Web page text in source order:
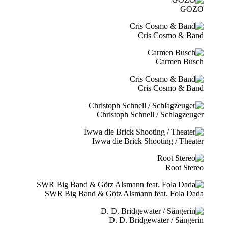
GOZO
Cris Cosmo & Band
Carmen Busch
Cris Cosmo & Band
Christoph Schnell / Schlagzeuger
Iwwa die Brick Shooting / Theater
Root Stereo
SWR Big Band & Götz Alsmann feat. Fola Dada
D. D. Bridgewater / Sängerin